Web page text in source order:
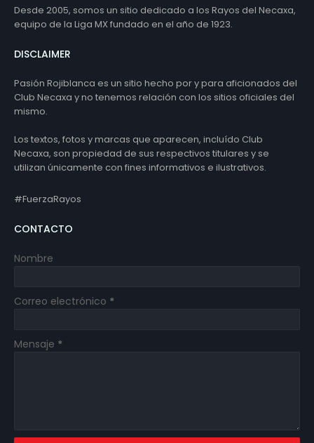
Desde 2005, somos un sitio dedicado a los Rayos del Necaxa,
equipo de la Liga MX fundado en el año de 1923.
DISCLAIMER
Pasión Rojiblanca es un sitio hecho por y para aficionados del
Club Necaxa y no tenemos relación con los sitios oficiales del
mismo.
Los textos, fotos y marcas que aparecen, incluído Club
Necaxa, son propiedad de sus respectivos titulares y se
utilizan únicamente con fines informativos e ilustrativos.
#FuerzaRayos
CONTACTO
Nombre
Correo electrónico *
Mensaje *